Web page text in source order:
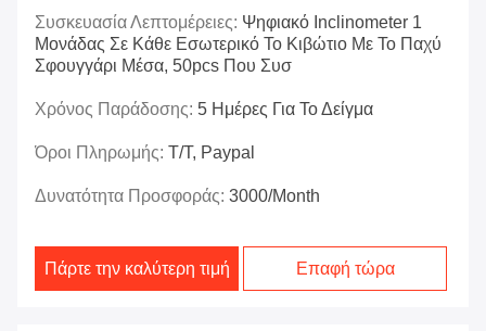
Συσκευασία Λεπτομέρειες: Ψηφιακό Inclinometer 1
Μονάδας Σε Κάθε Εσωτερικό Το Κιβώτιο Με Το Παχύ
Σφουγγάρι Μέσα, 50pcs Που Συσ
Χρόνος Παράδοσης: 5 Ημέρες Για Το Δείγμα
Όροι Πληρωμής: T/T, Paypal
Δυνατότητα Προσφοράς: 3000/month
Πάρτε την καλύτερη τιμή Επαφή τώρα